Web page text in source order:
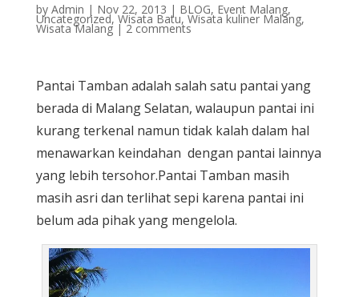
by Admin | Nov 22, 2013 | BLOG, Event Malang,
Uncategorized,Wisata Batu,Wisata kuliner Malang,
Wisata Malang|2 comments
Pantai Tamban adalah salah satu pantai yang
berada di Malang Selatan, walaupun pantai ini
kurang terkenal namun tidak kalah dalam hal
menawarkan keindahan dengan pantai lainnya
yang lebih tersohor.Pantai Tamban masih
masih asri dan terlihat sepi karena pantai ini
belum ada pihak yang mengelola.